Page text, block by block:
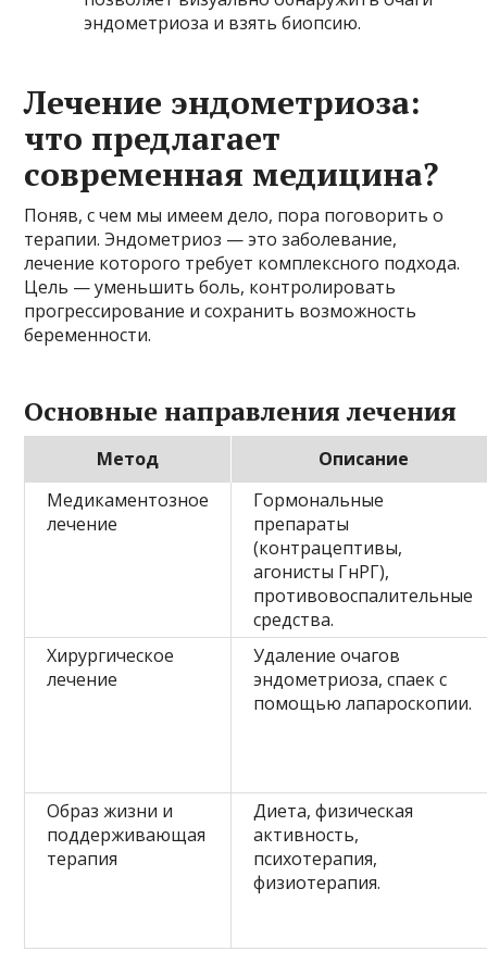
эндометриоза и взять биопсию.
Лечение эндометриоза:
что предлагает
современная медицина?
Поняв, с чем мы имеем дело, пора поговорить о
терапии. Эндометриоз — это заболевание,
лечение которого требует комплексного подхода.
Цель — уменьшить боль, контролировать
прогрессирование и сохранить возможность
беременности.
Основные направления лечения
Метод
Описание
Медикаментозное
лечение
Гормональные
препараты
(контрацептивы,
агонисты ГнРГ),
противовоспалительные
средства.
Хирургическое
лечение
Удаление очагов
эндометриоза, спаек с
помощью лапароскопии.
Образ жизни и
поддерживающая
терапия
Диета, физическая
активность,
психотерапия,
физиотерапия.